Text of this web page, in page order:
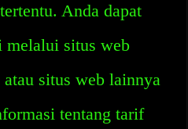
Anda dapat
melalui situs web
situs web lainnya
tentang tarif